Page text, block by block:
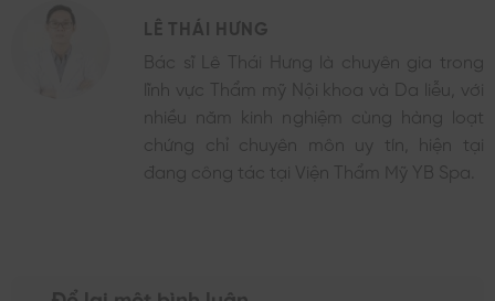
LÊ THÁI HƯNG
Bác sĩ Lê Thái Hưng là chuyên gia trong
lĩnh vực Thẩm mỹ Nội khoa và Da liễu, với
nhiều năm kinh nghiệm cùng hàng loạt
chứng chỉ chuyên môn uy tín, hiện tại
đang công tác tại Viện Thẩm Mỹ YB Spa.